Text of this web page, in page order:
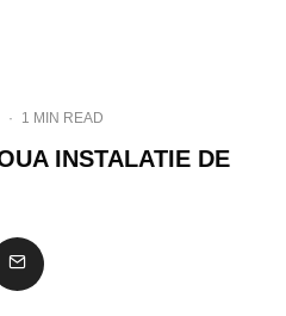
· 1 MIN READ
INSTALATIE DE